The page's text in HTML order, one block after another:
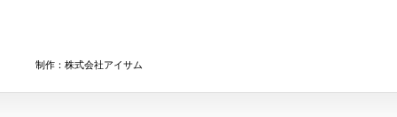
制作：株式会社アイサム